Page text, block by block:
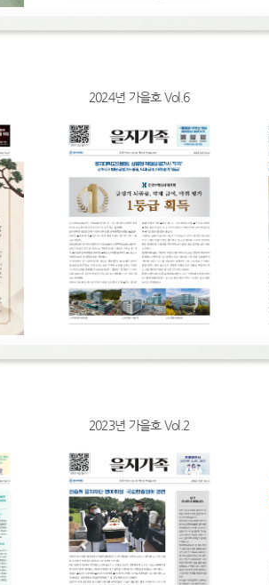
2024년 가을호 Vol.6
2023년 가을호 Vol.2